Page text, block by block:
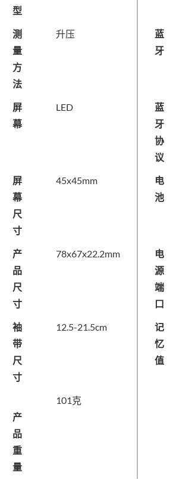
型
测
量
方
法
升压
蓝
牙
屏
幕
LED
蓝
牙
协
议
屏
幕
尺
寸
45x45mm
电
池
产
品
尺
寸
78x67x22.2mm
电
源
端
口
袖
带
尺
寸
12.5-21.5cm
记
忆
值
产
品
重
量
101克